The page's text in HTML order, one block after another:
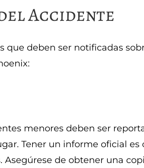
Accidente
que deben ser notificadas
menores deben ser
Tener un informe oficial
Asegúrese de obtener una